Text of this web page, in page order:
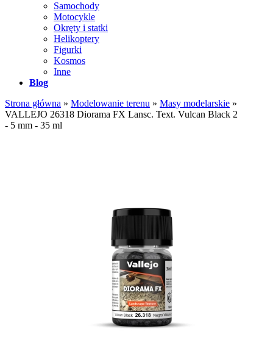
Samochody
Motocykle
Okręty i statki
Helikoptery
Figurki
Kosmos
Inne
Blog
Strona główna » Modelowanie terenu » Masy modelarskie »
VALLEJO 26318 Diorama FX Lansc. Text. Vulcan Black 2
- 5 mm - 35 ml